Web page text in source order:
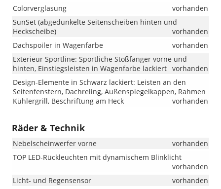
Colorverglasung
vorhanden
SunSet (abgedunkelte Seitenscheiben hinten und
Heckscheibe)
vorhanden
Dachspoiler in Wagenfarbe
vorhanden
Exterieur Sportline: Sportliche Stoßfänger vorne und
hinten, Einstiegsleisten in Wagenfarbe lackiert vorhanden
Design-Elemente in Schwarz lackiert: Leisten an den
Seitenfenstern, Dachreling, Außenspiegelkappen, Rahmen
Kühlergrill, Beschriftung am Heck
vorhanden
Räder & Technik
Nebelscheinwerfer vorne
vorhanden
TOP LED-Rückleuchten mit dynamischem Blinklicht
vorhanden
Licht- und Regensensor
vorhanden